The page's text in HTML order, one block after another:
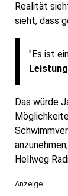
Realität
sieht, dass
"Es ist
Das würde
Hellweg
Anzeige